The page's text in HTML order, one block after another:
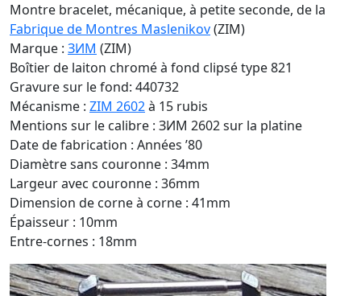
Montre bracelet, mécanique, à petite seconde, de la
Fabrique de Montres Maslenikov(ZIM)
Marque : ЗИМ (ZIM)
Boîtier de laiton chromé à fond clipsé type 821
Gravure sur le fond: 440732
Mécanisme : ZIM 2602à 15 rubis
Mentions sur le calibre : ЗИМ 2602 sur la platine
Date de fabrication : Années ’80
Diamètre sans couronne : 34mm
Largeur avec couronne : 36mm
Dimension de corne à corne : 41mm
Épaisseur : 10mm
Entre-cornes : 18mm